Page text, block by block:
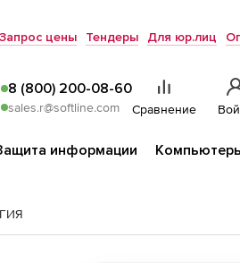
Запрос цены Тендеры Для юр.лиц
8 (800) 200-08-60
sales.r@softline.com Сравнение
информации